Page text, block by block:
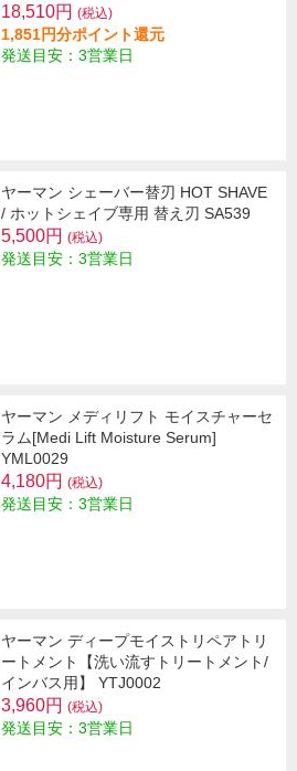
18,510円 (税込)
1,851円分ポイント還元
発送目安：3営業日
ヤーマン シェーバー替刃 HOT SHAVE
/ ホットシェイブ専用 替え刃 SA539
5,500円 (税込)
発送目安：3営業日
ヤーマン メディリフト モイスチャーセ
ラム[Medi Lift Moisture Serum]
YML0029
4,180円 (税込)
発送目安：3営業日
ヤーマン ディープモイストリペアトリ
ートメント【洗い流すトリートメント/
インバス用】 YTJ0002
3,960円 (税込)
発送目安：3営業日